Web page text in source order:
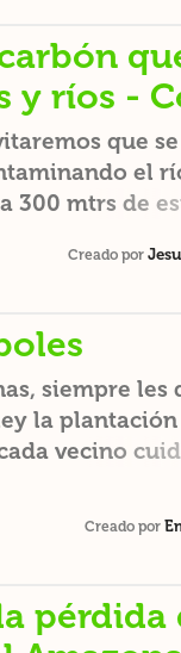
y ríos -
que
el
300 mtrs de
y
vida del sector.
Creado por
siempre les
la
vecino
ayuda a
tendría
y Solano,
Creado por
pérdida